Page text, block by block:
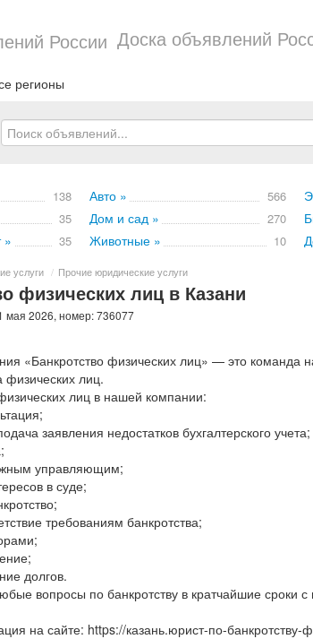
Доска объявлений
регионы
138 Авто » 566
35 Дом и сад » 270
» 35 Животные » 10
услуги / Прочие юридические услуги
физических лиц в Казани
мая 2026, номер: 736077
«Банкротство физических лиц» — это команда
физических лиц.
лиц в нашей компании:
заявления недостатков бухгалтерского учета;
управляющим;
в суде;
требованиям банкротства;
долгов.
вопросы по банкротству в кратчайшие сроки
на сайте: https://казань.юрист-по-банкротству-